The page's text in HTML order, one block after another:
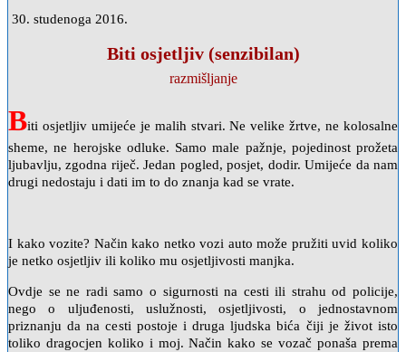
30. studenoga 2016.
Biti osjetljiv (senzibilan)
razmišljanje
Biti osjetljiv umijeće je malih stvari. Ne velike žrtve, ne kolosalne
sheme, ne herojske odluke. Samo male pažnje, pojedinost prožeta
ljubavlju, zgodna riječ. Jedan pogled, posjet, dodir. Umijeće da nam
drugi nedostaju i dati im to do znanja kad se vrate.
I kako vozite? Način kako netko vozi auto može pružiti uvid koliko
je netko osjetljiv ili koliko mu osjetljivosti manjka.
Ovdje se ne radi samo o sigurnosti na cesti ili strahu od policije,
nego o uljuđenosti, uslužnosti, osjetljivosti, o jednostavnom
priznanju da na cesti postoje i druga ljudska bića čiji je život isto
toliko dragocjen koliko i moj. Način kako se vozač ponaša prema